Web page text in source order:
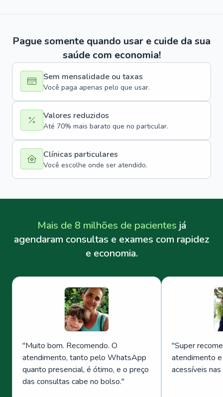
Pague somente quando usar e cuide da sua
saúde com economia!
Sem mensalidade ou taxas
Você paga apenas pelo que usar.
Valores reduzidos
Até 70% mais barato que no particular.
Clínicas particulares
Você escolhe onde ser atendido.
Mais de 8 milhões de pacientes já
agendaram consultas e exames com rapidez
e economia.
"Muito bom. Recomendo. O
atendimento, tanto pelo WhatsApp
quanto presencial, é ótimo, e o preço
das consultas cabe no bolso."
"Super
atendimento
acessíveis